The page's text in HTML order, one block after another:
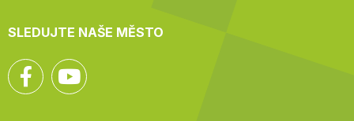
SLEDUJTE NAŠE MĚSTO
Facebook